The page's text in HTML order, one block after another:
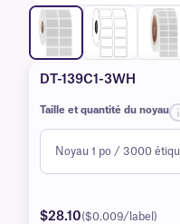
DT-139C1-3WH
Taille et quantité du noyau
$28.10($0.009/label)